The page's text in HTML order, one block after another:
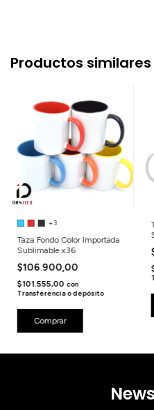
Productos similares
+3
Taza Fondo Color Importada
Sublimable x36
$106.900,00
$101.555,00 con
Transferencia o depósito
Comprar